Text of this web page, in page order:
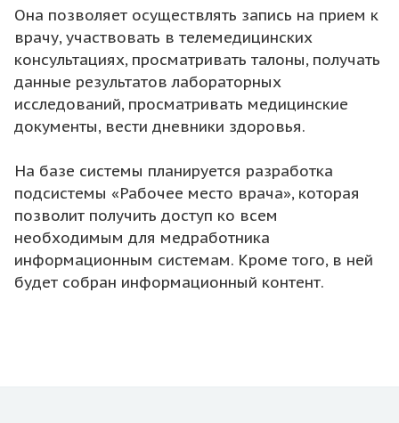
Она позволяет осуществлять запись на прием к
врачу, участвовать в телемедицинских
консультациях, просматривать талоны, получать
данные результатов лабораторных
исследований, просматривать медицинские
документы, вести дневники здоровья.
На базе системы планируется разработка
подсистемы «Рабочее место врача», которая
позволит получить доступ ко всем
необходимым для медработника
информационным системам. Кроме того, в ней
будет собран информационный контент.